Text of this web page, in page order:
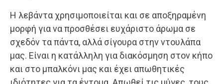
Η λεβάντα χρησιμοποιείται και σε αποξηραμένη
μορφή για να προσθέσει ευχάριστο άρωμα σε
σχεδόν τα πάντα, αλλά σίγουρα στην ντουλάπα
μας. Είναι η κατάλληλη για διακόσμηση στον κήπο
και στο μπαλκόνι μας και έχει απωθητικές